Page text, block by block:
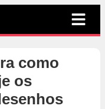
como
os